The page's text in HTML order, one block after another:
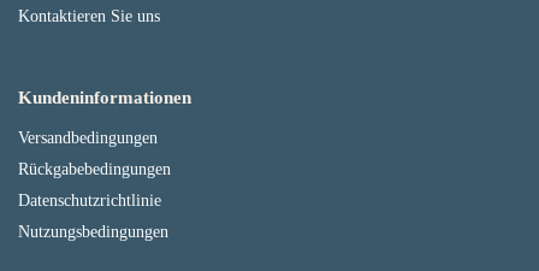
Kontaktieren Sie uns
Kundeninformationen
Versandbedingungen
Rückgabebedingungen
Datenschutzrichtlinie
Nutzungsbedingungen